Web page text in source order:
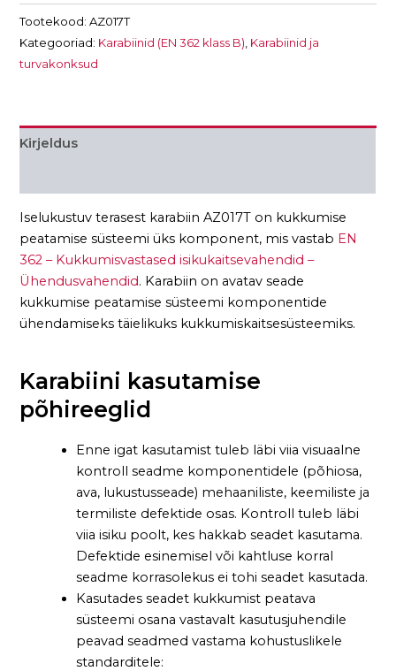
Tootekood:AZ017T
Kategooriad: Karabiinid (EN 362 klass B) Karabiinid ja
turvakonksud
Kirjeldus
Iselukustuv terasest karabiin AZ017T on kukkumise
peatamise süsteemi üks komponent, mis vastab EN
362 – Kukkumisvastased isikukaitsevahendid –
Ühendusvahendid. Karabiin on avatav seade
kukkumise peatamise süsteemi komponentide
ühendamiseks täielikuks kukkumiskaitsesüsteemiks.
Karabiini kasutamise
põhireeglid
Enne igat kasutamist tuleb läbi viia visuaalne
kontroll seadme komponentidele (põhiosa,
ava, lukustusseade) mehaaniliste, keemiliste ja
termiliste defektide osas. Kontroll tuleb läbi
viia isiku poolt, kes hakkab seadet kasutama.
Defektide esinemisel või kahtluse korral
seadme korrasolekus ei tohi seadet kasutada.
Kasutades seadet kukkumist peatava
süsteemi osana vastavalt kasutusjuhendile
peavad seadmed vastama kohustuslikele
standarditele: